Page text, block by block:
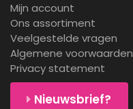
Mijn account
Ons assortiment
Veelgestelde vragen
Algemene voorwaarden
Privacy statement
Nieuwsbrief?